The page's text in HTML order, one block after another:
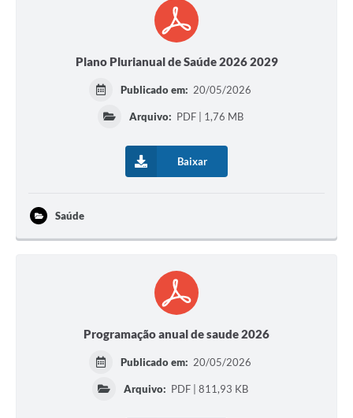
Plano Plurianual de Saúde 2026 2029
Publicado em: 20/05/2026
Arquivo: PDF | 1,76 MB
Baixar
Saúde
Programação anual de saude 2026
Publicado em: 20/05/2026
Arquivo: PDF | 811,93 KB